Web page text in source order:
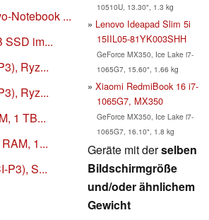
Notebook ...
SSD im...
Ryz...
Ryz...
1 TB...
1...
P3), S...
10510U, 13.30", 1.3 kg
Lenovo Ideapad Slim 5i
15IIL05-81YK003SHH
GeForce MX350, Ice Lake i7-
1065G7, 15.60", 1.66 kg
Xiaomi RedmiBook 16 i7-
1065G7, MX350
GeForce MX350, Ice Lake i7-
1065G7, 16.10", 1.8 kg
Geräte mit derselben
Bildschirmgröße
und/oder ähnlichem
Gewicht